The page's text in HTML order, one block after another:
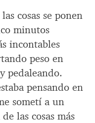
cosas se ponen
minutos
incontables
peso en
pedaleando.
pensando en
sometí a un
las cosas más